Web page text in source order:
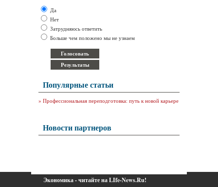
Да
Нет
Затрудняюсь ответить
Больше чем положено мы не узнаем
Популярные статьи
» Профессиональная переподготовка: путь к новой карьере
Новости партнеров
Экономика - читайте на LIfe-News.Ru!